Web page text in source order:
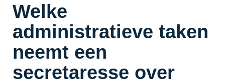
Welke
administratieve taken
neemt een
secretaresse over